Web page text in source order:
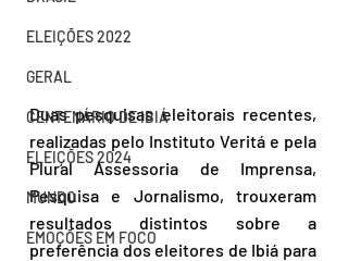
ELEIÇÕES 2022
GERAL
CENTENÁRIO DE IBIÁ
ELEIÇÕES 2024
MUNDO
EMOÇÕES EM FOCO
Duas pesquisas eleitorais recentes,
realizadas pelo Instituto Veritá e pela
Plural Assessoria de Imprensa,
Pesquisa e Jornalismo, trouxeram
resultados distintos sobre a
preferência dos eleitores de Ibiá para